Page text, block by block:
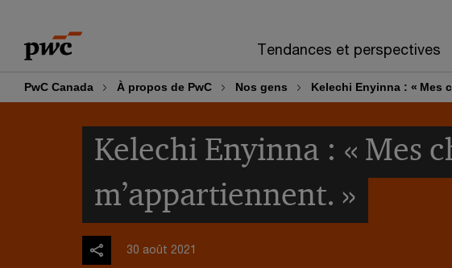
content
footer
Tendances et perspectives
PwC Canada À propos de PwC Nos gens Kelechi Enyinna : « Mes
Kelechi Enyinna : « Mes
m’appartiennent. »
30 août 2021